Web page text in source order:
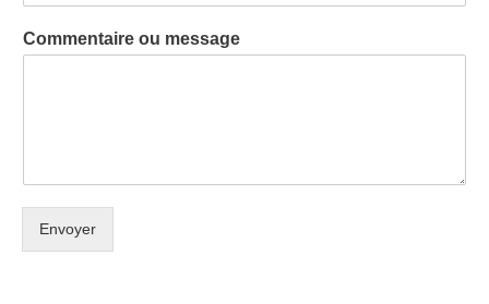
Commentaire ou message
Envoyer